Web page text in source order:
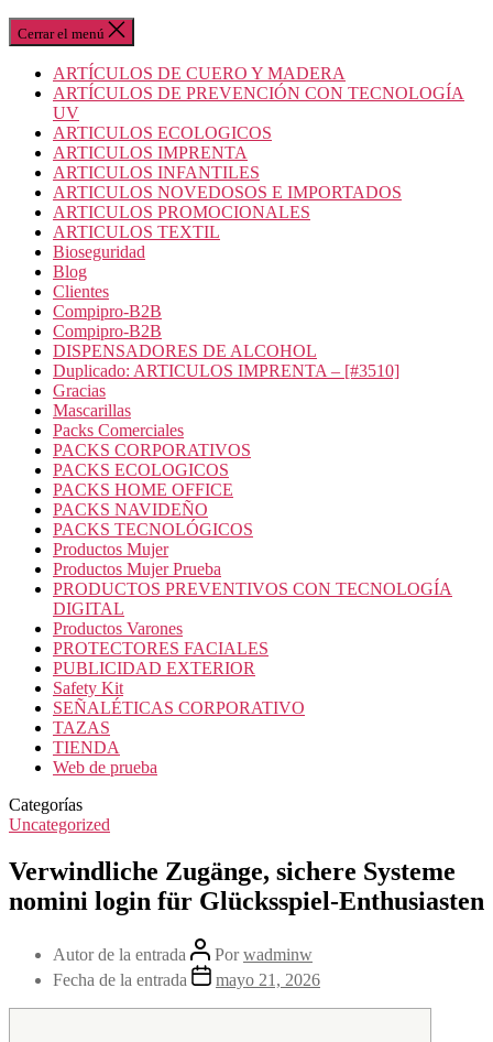
Cerrar el menú
ARTÍCULOS DE CUERO Y MADERA
ARTÍCULOS DE PREVENCIÓN CON TECNOLOGÍA
UV
ARTICULOS ECOLOGICOS
ARTICULOS IMPRENTA
ARTICULOS INFANTILES
ARTICULOS NOVEDOSOS E IMPORTADOS
ARTICULOS PROMOCIONALES
ARTICULOS TEXTIL
Bioseguridad
Blog
Clientes
Compipro-B2B
Compipro-B2B
DISPENSADORES DE ALCOHOL
Duplicado: ARTICULOS IMPRENTA – [#3510]
Gracias
Mascarillas
Packs Comerciales
PACKS CORPORATIVOS
PACKS ECOLOGICOS
PACKS HOME OFFICE
PACKS NAVIDEÑO
PACKS TECNOLÓGICOS
Productos Mujer
Productos Mujer Prueba
PRODUCTOS PREVENTIVOS CON TECNOLOGÍA
DIGITAL
Productos Varones
PROTECTORES FACIALES
PUBLICIDAD EXTERIOR
Safety Kit
SEÑALÉTICAS CORPORATIVO
TAZAS
TIENDA
Web de prueba
Categorías
Uncategorized
Verwindliche Zugänge, sichere Systeme
nomini login für Glücksspiel-Enthusiasten
Autor de la entrada Porwadminw
Fecha de la entrada
mayo 21, 2026